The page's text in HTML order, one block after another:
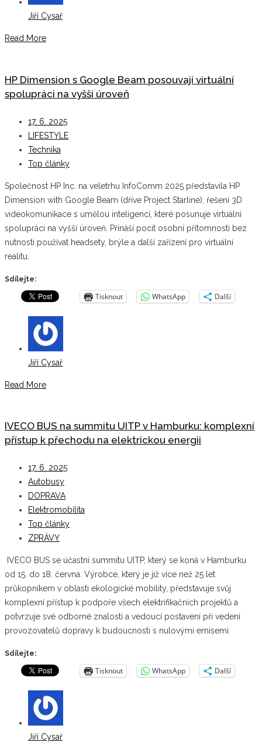
Jiří Cysař
Read More
HP Dimension s Google Beam posouvají virtuální
spolupráci na vyšší úroveň
17. 6. 2025
LIFESTYLE
Technika
Top články
Společnost HP Inc. na veletrhu InfoComm 2025 představila HP
Dimension with Google Beam (dříve Project Starline), řešení 3D
videokomunikace s umělou inteligencí, které posunuje virtuální
spolupráci na vyšší úroveň. Přináší pocit osobní přítomnosti bez
nutnosti používat headsety, brýle a další zařízení pro virtuální
realitu.
Sdílejte:
Tisknout WhatsApp Další
Jiří Cysař
Read More
IVECO BUS na summitu UITP v Hamburku: komplexní
přístup k přechodu na elektrickou energii
17. 6. 2025
Autobusy
DOPRAVA
Elektromobilita
Top články
ZPRÁVY
IVECO BUS se účastní summitu UITP, který se koná v Hamburku
od 15. do 18. června. Výrobce, který je již více než 25 let
průkopníkem v oblasti ekologické mobility, představuje svůj
komplexní přístup k podpoře všech elektrifikačních projektů a
potvrzuje své odborné znalosti a vedoucí postavení při vedení
provozovatelů dopravy k budoucnosti s nulovými emisemi.
Sdílejte:
Tisknout WhatsApp Další
Jiří Cysař